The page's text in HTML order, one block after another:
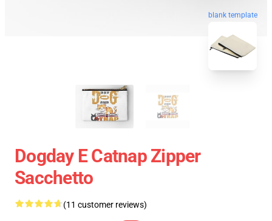
blank template
Dogday E Catnap Zipper
Sacchetto
(11 customer reviews)